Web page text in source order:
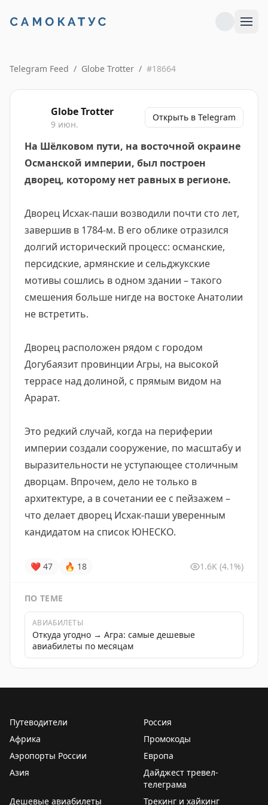
Telegram Feed / Globe Trotter / #18664
Globe Trotter
9 июн.
Открыть в Telegram
На Шёлковом пути, на восточной окраине
Османской империи, был построен
дворец, которому нет равных в регионе.
Дворец Исхак-паши возводили почти сто лет,
завершив в 1784-м. В его облике отразился
долгий исторический процесс: османские,
персидские, армянские и сельджукские
мотивы сошлись в одном здании – такого
смешения больше нигде на востоке Анатолии
не встретить.
Дворец расположен рядом с городом
Догубаязит провинции Агры, на высокой
террасе над долиной, с прямым видом на
Арарат.
Это редкий случай, когда на периферии
империи создали сооружение, по масштабу и
выразительности не уступающее столичным
дворцам. Впрочем, дело не только в
архитектуре, а в сочетании ее с пейзажем –
что делает дворец Исхак-паши уверенным
кандидатом на список ЮНЕСКО.
❤ 47 🔥 18 1.6K (4.1%)
ПО ТЕМЕ
АВИАБИЛЕТЫ
Откуда угодно → Агра: самые дешевые
авиабилеты по месяцам
Путеводители
Россия
Африка
Промокоды
Аэропорты России
Европа
Азия
Дайджест тревел-
телеграма
Дешевые авиабилеты
Трекинг и хайкинг